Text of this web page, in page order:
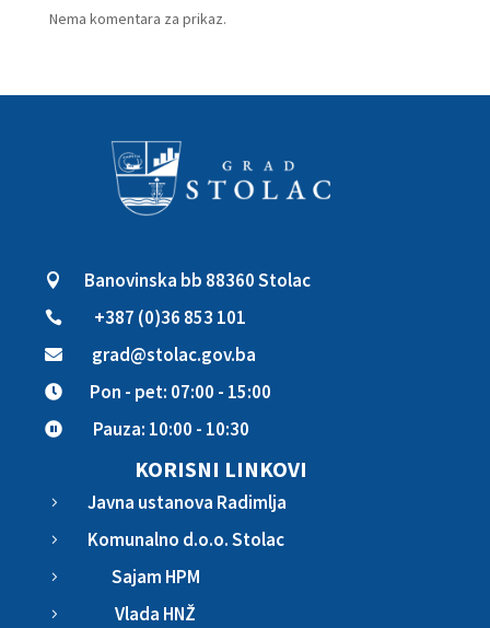
Nema komentara za prikaz.
 Banovinska bb 88360 Stolac
 +387 (0)36 853 101
 grad@stolac.gov.ba
 Pon - pet: 07:00 - 15:00
 Pauza: 10:00 - 10:30
KORISNI LINKOVI
5 Javna ustanova Radimlja
5 Komunalno d.o.o. Stolac
5 Sajam HPM
5 Vlada HNŽ